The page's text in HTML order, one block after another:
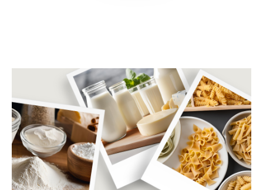
PRODUKTE ANSEHEN